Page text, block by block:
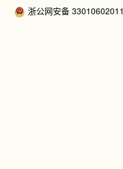
浙公网安备